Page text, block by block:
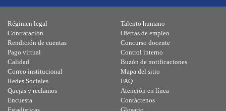
Régimen legal
Contratación
Rendición de cuentas
Pago virtual
Calidad
Talento humano
Ofertas de empleo
Concurso docente
Control interno
Buzón de notificaciones
Correo institucional
Redes Sociales
Quejas y reclamos
Encuesta
Mapa del sitio
FAQ
Atención en línea
Contáctenos